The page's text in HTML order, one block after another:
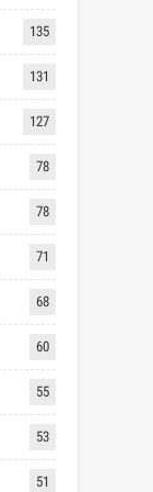
135
131
127
78
78
71
68
60
55
53
51